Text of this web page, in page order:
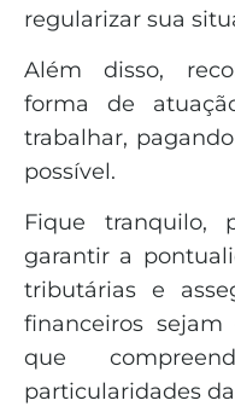
regularizar sua
Além disso,
forma de
trabalhar,
possível.
Fique tranquilo,
garantir a
tributárias e
financeiros sejam
que
particularidades